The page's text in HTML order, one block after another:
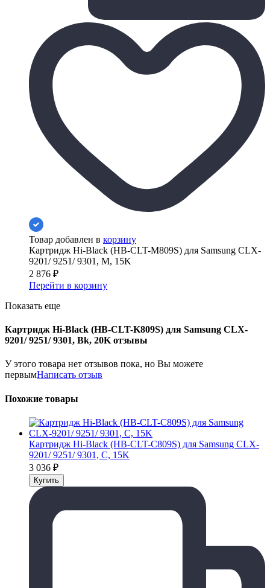
Товар добавлен в корзину
Картридж Hi-Black (HB-CLT-M809S) для Samsung CLX-
9201/ 9251/ 9301, M, 15K
2 876 ₽
Перейти в корзину
Показать еще
Картридж Hi-Black (HB-CLT-K809S) для Samsung CLX-
9201/ 9251/ 9301, Bk, 20K отзывы
У этого товара нет отзывов пока, но Вы можете
первымНаписать отзыв
Похожие товары
Картридж Hi-Black (HB-CLT-C809S) для Samsung CLX-
9201/ 9251/ 9301, C, 15K
3 036 ₽